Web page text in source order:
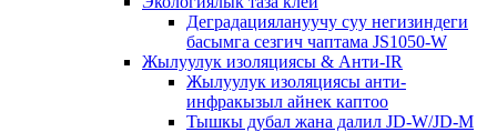
Деградациялануучу суу негизиндеги
басымга сезгич чаптама JS1050-W
Жылуулук изоляциясы & Анти-IR
Жылуулук изоляциясы анти-
инфракызыл айнек каптоо
Тышкы дубал жана далил JD-W/JD-M